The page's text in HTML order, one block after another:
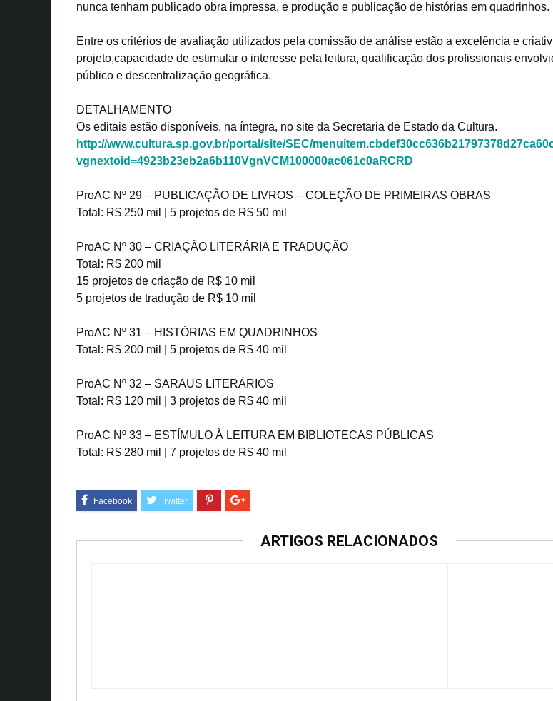
nunca tenham publicado obra impressa, e produção e publicação de histórias em quadrinhos.
Entre os critérios de avaliação utilizados pela comissão de análise estão a excelência e
projeto,capacidade de estimular o interesse pela leitura, qualificação dos profissionais
público e descentralização geográfica.
DETALHAMENTO
Os editais estão disponíveis, na íntegra, no site da Secretaria de Estado da Cultura.
http://www.cultura.sp.gov.br/portal/site/SEC/
vgnextoid=4923b23eb2a6b110VgnVCM100000ac061c0aRCRD
ProAC Nº 29 – PUBLICAÇÃO DE LIVROS – COLEÇÃO DE PRIMEIRAS OBRAS
Total: R$ 250 mil | 5 projetos de R$ 50 mil
ProAC Nº 30 – CRIAÇÃO LITERÁRIA E TRADUÇÃO
Total: R$ 200 mil
15 projetos de criação de R$ 10 mil
5 projetos de tradução de R$ 10 mil
ProAC Nº 31 – HISTÓRIAS EM QUADRINHOS
Total: R$ 200 mil | 5 projetos de R$ 40 mil
ProAC Nº 32 – SARAUS LITERÁRIOS
Total: R$ 120 mil | 3 projetos de R$ 40 mil
ProAC Nº 33 – ESTÍMULO À LEITURA EM BIBLIOTECAS PÚBLICAS
Total: R$ 280 mil | 7 projetos de R$ 40 mil
ARTIGOS RELACIONADOS